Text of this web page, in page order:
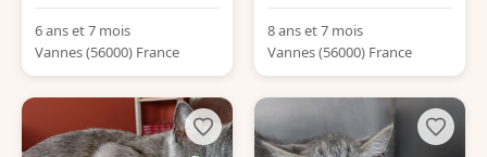
6 ans et 7 mois
Vannes (56000) France
8 ans et 7 mois
Vannes (56000) France